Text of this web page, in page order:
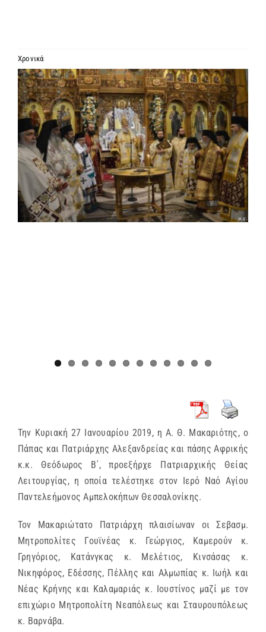
MEDIA
ΕΝΗΜΕΡΩΣΗ
ΣΥΝΔΕΣΕΙΣ
Χρονικά
Προβολή
μεγαλύτερης
εικόνας
Την Κυριακή 27 Ιανουαρίου 2019, η Α. Θ. Μακαριότης, ο
Πάπας και Πατριάρχης Αλεξανδρείας και πάσης Αφρικής
κ.κ. Θεόδωρος Β΄, προεξήρχε Πατριαρχικής Θείας
Λειτουργίας, η οποία τελέστηκε στον Ιερό Ναό Αγίου
Παντελεήμονος Αμπελοκήπων Θεσσαλονίκης.
Τον Μακαριώτατο Πατριάρχη πλαισίωναν οι Σεβασμ.
Μητροπολίτες Γουϊνέας κ. Γεώργιος, Καμερούν κ.
Γρηγόριος, Κατάνγκας κ. Μελέτιος, Κινσάσας κ.
Νικηφόρος, Εδέσσης, Πέλλης και Αλμωπίας κ. Ιωήλ και
Νέας Κρήνης και Καλαμαριάς κ. Ιουστίνος μαζί με τον
επιχώριο Μητροπολίτη Νεαπόλεως και Σταυρουπόλεως
κ. Βαρνάβα.